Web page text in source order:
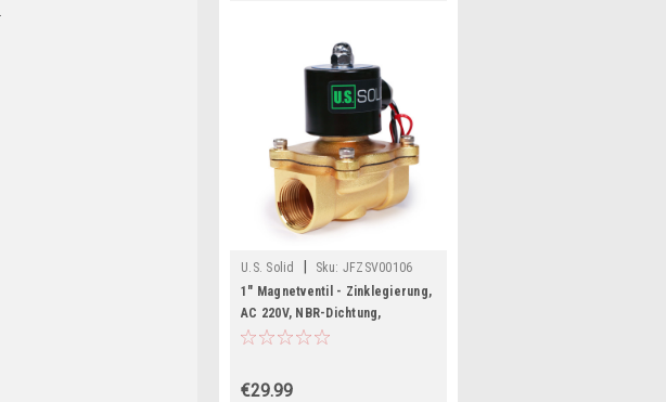
U.S. Solid Sku: JFZSV00106
1" Magnetventil - Zinklegierung,
AC 220V, NBR-Dichtung,
Stromlos geschlossen
€29.99